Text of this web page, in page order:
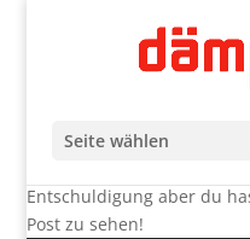
Seite wählen
Entschuldigung aber du
Post zu sehen!